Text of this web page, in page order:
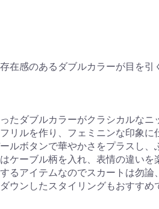
在感のあるダブルカラーが目を引
たダブルカラーがクラシカルなニ
リルを作り、フェミニンな印象に
ルボタンで華やかさをプラスし、
ケーブル柄を入れ、表情の違いを
るアイテムなのでスカートは勿論
ウンしたスタイリングもおすすめ